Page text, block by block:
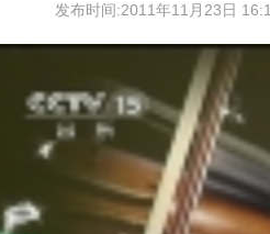
发布时间:2011年11月23日